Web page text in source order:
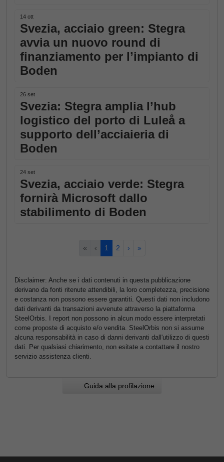
14 ott
Svezia, acciaio green: Stegra
avvia un nuovo round di
finanziamento per l’impianto di
Boden
26 set
Svezia: Stegra amplia l’hub
logistico del porto di Luleå a
supporto dell’acciaieria di
Boden
24 set
Svezia, acciaio verde: Stegra
fornirà Microsoft dallo
stabilimento di Boden
« ‹ 1 2 › »
Disclaimer: Anche se i dati contenuti in questa pubblicazione
derivano da fonti ritenute attendibili, la loro completezza, precisione
e costanza non possono essere garantiti. Questi dati non includono
dati derivanti da transazioni avvenute attraverso la piattaforma
SteelOrbis. I report non possono in alcun modo essere interpretati
come proposte di acquisto e/o vendita. SteelOrbis non si assume
alcuna responsabilità in caso di danni derivanti dall'utilizzo di questi
dati. Per qualsiasi chiarimento, non esitate a contattare il nostro
servizio assistenza clienti.
Guida alla profilazione